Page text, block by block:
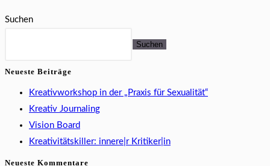
Suchen
Suchen
Neueste Beiträge
Kreativworkshop in der „Praxis für Sexualität“
Kreativ Journaling
Vision Board
Kreativitätskiller: innere|r Kritiker|in
Neueste Kommentare